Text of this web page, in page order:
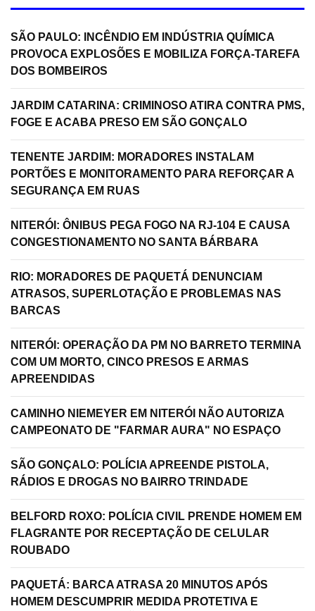
SÃO PAULO: INCÊNDIO EM INDÚSTRIA QUÍMICA
PROVOCA EXPLOSÕES E MOBILIZA FORÇA-TAREFA
DOS BOMBEIROS
JARDIM CATARINA: CRIMINOSO ATIRA CONTRA PMS,
FOGE E ACABA PRESO EM SÃO GONÇALO
TENENTE JARDIM: MORADORES INSTALAM
PORTÕES E MONITORAMENTO PARA REFORÇAR A
SEGURANÇA EM RUAS
NITERÓI: ÔNIBUS PEGA FOGO NA RJ-104 E CAUSA
CONGESTIONAMENTO NO SANTA BÁRBARA
RIO: MORADORES DE PAQUETÁ DENUNCIAM
ATRASOS, SUPERLOTAÇÃO E PROBLEMAS NAS
BARCAS
NITERÓI: OPERAÇÃO DA PM NO BARRETO TERMINA
COM UM MORTO, CINCO PRESOS E ARMAS
APREENDIDAS
CAMINHO NIEMEYER EM NITERÓI NÃO AUTORIZA
CAMPEONATO DE "FARMAR AURA" NO ESPAÇO
SÃO GONÇALO: POLÍCIA APREENDE PISTOLA,
RÁDIOS E DROGAS NO BAIRRO TRINDADE
BELFORD ROXO: POLÍCIA CIVIL PRENDE HOMEM EM
FLAGRANTE POR RECEPTAÇÃO DE CELULAR
ROUBADO
PAQUETÁ: BARCA ATRASA 20 MINUTOS APÓS
HOMEM DESCUMPRIR MEDIDA PROTETIVA E